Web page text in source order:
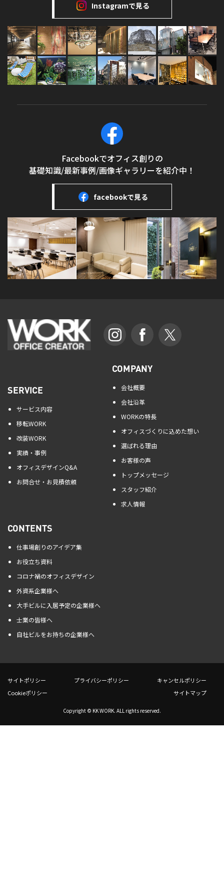
Instagramで見る
Facebookでオフィス創りの
基礎知識/最新事例/画像ギャラリーを紹介中！
facebookで見る
SERVICE
サービス内容
移転WORK
改装WORK
実績・事例
オフィスデザインQ&A
お問合せ・お見積依頼
COMPANY
会社概要
会社沿革
WORKの特長
オフィスづくりに込めた想い
選ばれる理由
お客様の声
トップメッセージ
スタッフ紹介
求人情報
CONTENTS
仕事場創りのアイデア集
お役立ち資料
コロナ禍のオフィスデザイン
外資系企業様へ
大手ビルに入居予定の企業様へ
士業の皆様へ
自社ビルをお持ちの企業様へ
サイトポリシー プライバシーポリシー
キャンセルポリシー
Cookieポリシー
サイトマップ
Copyright © KK WORK. ALL rights reserved.